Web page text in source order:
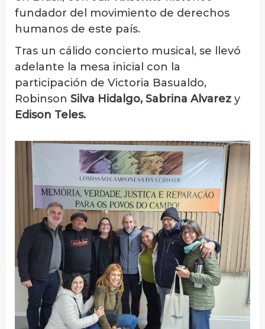
fundador del movimiento de derechos
humanos de este país.
Tras un cálido concierto musical, se llevó
adelante la mesa inicial con la
participación de Victoria Basualdo,
Robinson Silva Hidalgo, Sabrina Alvarez y
Edison Teles.